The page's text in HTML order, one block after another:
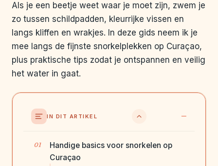
Als je een beetje weet waar je moet zijn, zwem je
zo tussen schildpadden, kleurrijke vissen en
langs kliffen en wrakjes. In deze gids neem ik je
mee langs de fijnste snorkelplekken op Curaçao,
plus praktische tips zodat je ontspannen en veilig
het water in gaat.
IN DIT ARTIKEL
Handige basics voor snorkelen op
Curaçao